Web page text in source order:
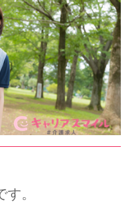
について
覧
針。